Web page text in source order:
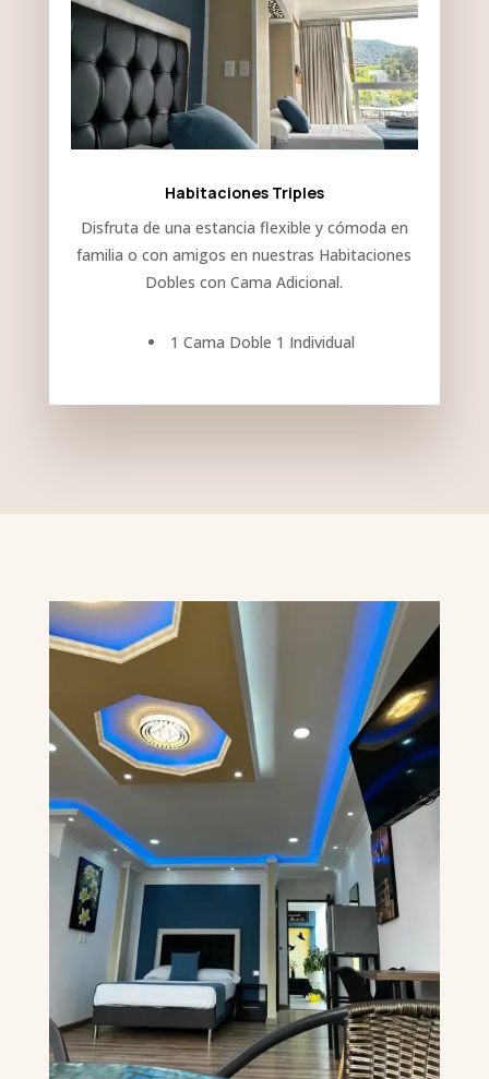
Habitaciones Triples
Disfruta de una estancia flexible y cómoda en
familia o con amigos en nuestras Habitaciones
Dobles con Cama Adicional.
1 Cama Doble 1 Individual